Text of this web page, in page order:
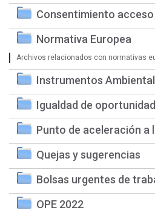
Consentimiento
Normativa Europea
Archivos relacionados con normativas
Instrumentos
Igualdad de
Punto de aceleración a
Quejas y sugerencias
Bolsas urgentes de
OPE 2022